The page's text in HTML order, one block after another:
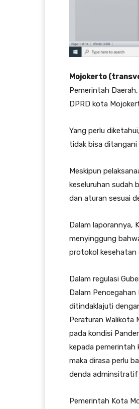
Mojokerto
Pemerintah
DPRD kota
Yang perlu
tidak bisa
Meskipun
keseluruhan sudah
dan aturan sesuai
Dalam laporannya,
menyinggung
protokol kesehatan
Dalam regulasi
Dalam
ditindaklajuti
Peraturan
pada kondisi
kepada pemerintah
maka dirasa perlu
denda adminsitratif
Pemerintah Kota